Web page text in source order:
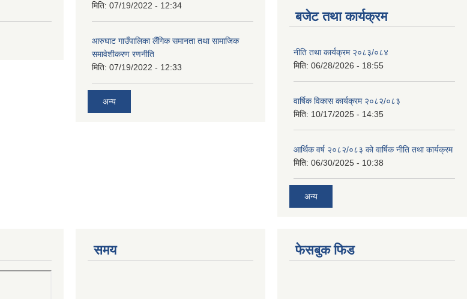
मिति: 07/19/2022 - 12:34
आरुघाट गाउँपालिका लैंगिक समानता तथा सामाजिक
समावेशीकरण रणनीति
मिति: 07/19/2022 - 12:33
अन्य
बजेट तथा कार्यक्रम
नीति तथा कार्यक्रम २०८३/०८४
मिति: 06/28/2026 - 18:55
वार्षिक विकास कार्यक्रम २०८२/०८३
मिति: 10/17/2025 - 14:35
आर्थिक वर्ष २०८२/०८३ को वार्षिक नीति तथा कार्यक्रम
मिति: 06/30/2025 - 10:38
अन्य
समय फेसबुक फिड